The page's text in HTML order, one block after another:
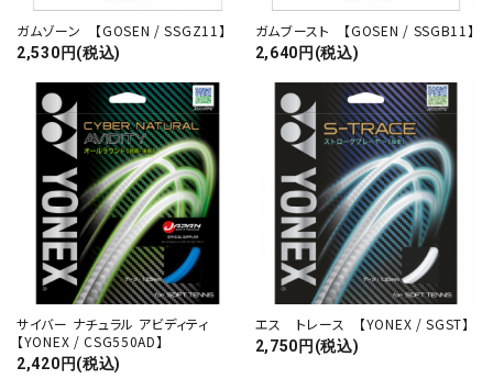
ガムゾーン 【GOSEN / SSGZ11】
2,530円(税込)
ガムブースト 【GOSEN / SSGB11】
2,640円(税込)
サイバー ナチュラル アビディティ
【YONEX / CSG550AD】
2,420円(税込)
エス トレース 【YONEX / SGST】
2,750円(税込)